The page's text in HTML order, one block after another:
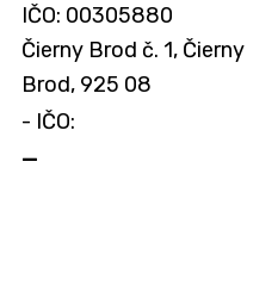
IČO: 00305880
Čierny Brod č. 1, Čierny
Brod, 925 08
- IČO:
—